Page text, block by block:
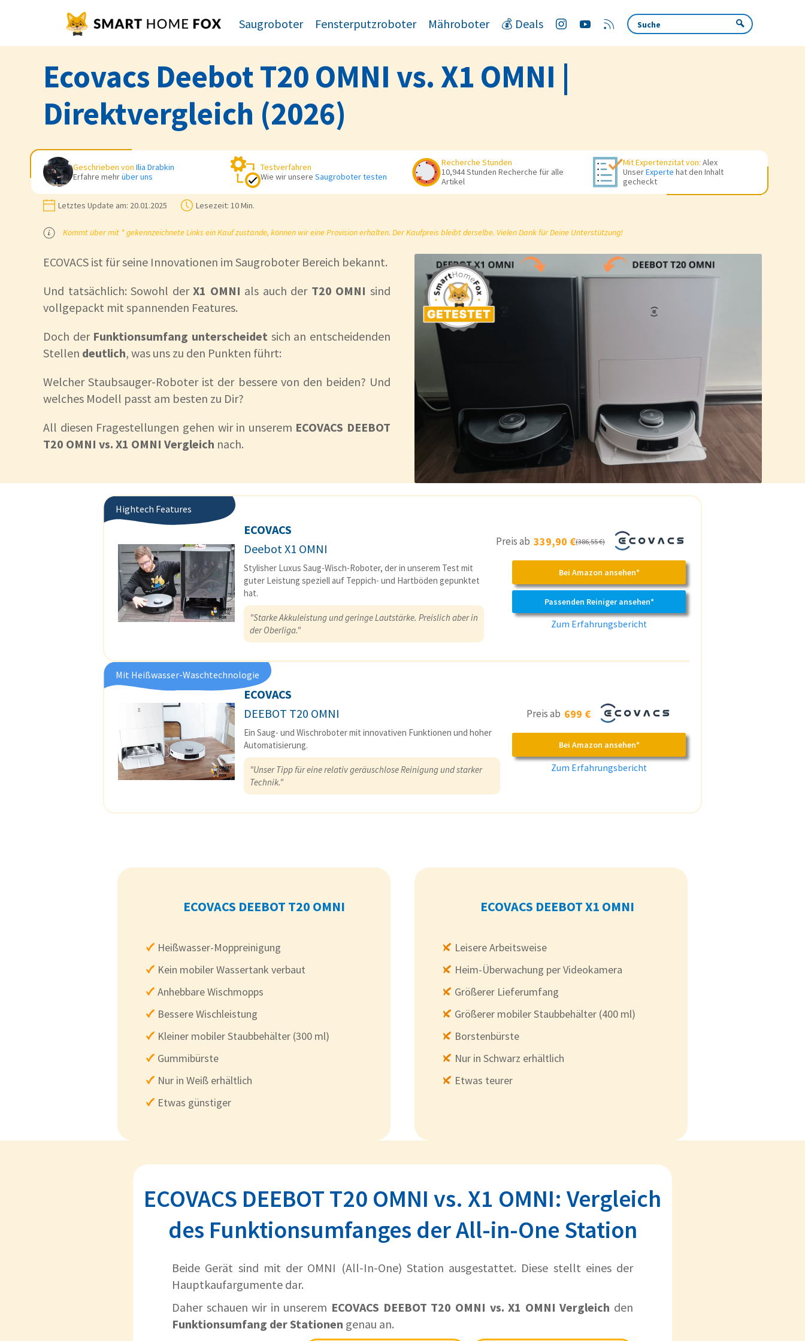
Saugroboter Fensterputzroboter Mähroboter 💰 Deals
Ecovacs Deebot T20 OMNI vs. X1 OMNI |
Direktvergleich (2026)
Geschrieben von Ilia Drabkin
Erfahre mehrüber uns
Testverfahren
Wie wir unsere Saugroboter testen
Recherche Stunden
10,944 Stunden Recherche für alle
Artikel
Mit Expertenzitat von: Alex
UnserExperte hat den Inhalt
gecheckt
Letztes Update am: 20.01.2025 Lesezeit: 10 Min.
Kommt über mit * gekennzeichnete Links ein Kauf zustande, können wir eine Provision erhalten. Der Kaufpreis bleibt derselbe. Vielen Dank für Deine Unterstützung!
ECOVACS ist für seine Innovationen im Saugroboter Bereich bekannt.
Und tatsächlich: Sowohl derX1 OMNI als auch der T20 OMNI sind
vollgepackt mit spannenden Features.
Doch der Funktionsumfang unterscheidet sich an entscheidenden
Stellen deutlich, was uns zu den Punkten führt:
Welcher Staubsauger-Roboter ist der bessere von den beiden? Und
welches Modell passt am besten zu Dir?
All diesen Fragestellungen gehen wir in unserem ECOVACS DEEBOT
T20 OMNI vs. X1 OMNI Vergleich nach.
Hightech Features
ECOVACS
Deebot X1 OMNI
Stylisher Luxus Saug-Wisch-Roboter, der in unserem Test mit
guter Leistung speziell auf Teppich- und Hartböden gepunktet
hat.
"Starke Akkuleistung und geringe Lautstärke. Preislich aber in
der Oberliga."
Preis ab 339,90 €(386,55 €)
Bei Amazon ansehen*
Passenden Reiniger ansehen*
Zum Erfahrungsbericht
Mit Heißwasser-Waschtechnologie
ECOVACS
DEEBOT T20 OMNI
Ein Saug- und Wischroboter mit innovativen Funktionen und hoher
Automatisierung.
"Unser Tipp für eine relativ geräuschlose Reinigung und starker
Technik."
Preis ab 699 €
Bei Amazon ansehen*
Zum Erfahrungsbericht
ECOVACS DEEBOT T20 OMNI
Heißwasser-Moppreinigung
Kein mobiler Wassertank verbaut
Anhebbare Wischmopps
Bessere Wischleistung
Kleiner mobiler Staubbehälter (300 ml)
Gummibürste
Nur in Weiß erhältlich
Etwas günstiger
ECOVACS DEEBOT X1 OMNI
Leisere Arbeitsweise
Heim-Überwachung per Videokamera
Größerer Lieferumfang
Größerer mobiler Staubbehälter (400 ml)
Borstenbürste
Nur in Schwarz erhältlich
Etwas teurer
ECOVACS DEEBOT T20 OMNI vs. X1 OMNI: Vergleich
des Funktionsumfanges der All-in-One Station
Beide Gerät sind mit der OMNI (All-In-One) Station ausgestattet. Diese stellt eines der
Hauptkaufargumente dar.
Daher schauen wir in unserem ECOVACS DEEBOT T20 OMNI vs. X1 OMNI Vergleich den
Funktionsumfang der Stationen genau an.